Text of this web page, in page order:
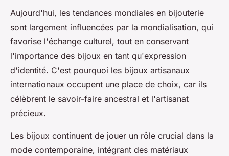
Aujourd'hui, les tendances mondiales en bijouterie
sont largement influencées par la mondialisation, qui
favorise l'échange culturel, tout en conservant
l'importance des bijoux en tant qu'expression
d'identité. C'est pourquoi les bijoux artisanaux
internationaux occupent une place de choix, car ils
célèbrent le savoir-faire ancestral et l'artisanat
précieux.
Les bijoux continuent de jouer un rôle crucial dans la
mode contemporaine, intégrant des matériaux